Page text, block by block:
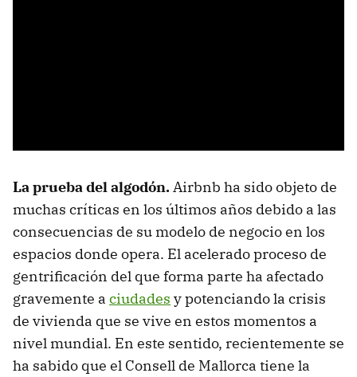
La prueba del algodón.Airbnb ha sido objeto de
muchas críticas en los últimos años debido a las
consecuencias de su modelo de negocio en los
espacios donde opera. El acelerado proceso de
gentrificación del que forma parte ha afectado
gravemente a ciudades y potenciando la crisis
de vivienda que se vive en estos momentos a
nivel mundial. En este sentido, recientemente se
ha sabido que el Consell de Mallorca tiene la